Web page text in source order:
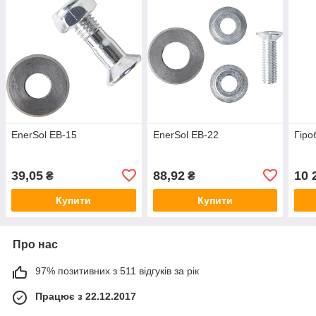
EnerSol EB-15
39,05 ₴
Купити
EnerSol EB-22
88,92₴
Купити
10
Про нас
97% позитивних з 511 відгуків за рік
Працює з 22.12.2017